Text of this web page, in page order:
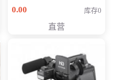
0.00
库存0
直营